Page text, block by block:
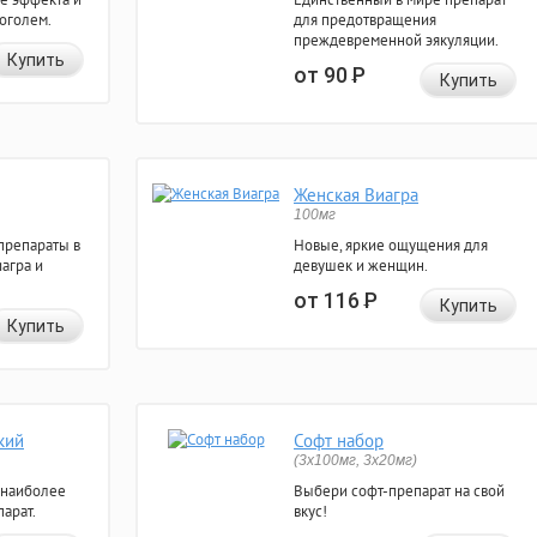
Купить
для предотвращения
преждевременной эякуляции.
от 90Р Купить
в
и
Купить
Женская Виагра
100мг
Новые, яркие ощущения для
девушек и женщин.
от 116Р Купить
Софт набор
(3x100мг, 3x20мг)
Выбери софт-препарат на свой
вкус!